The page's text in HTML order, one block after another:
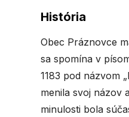
História
Obec Práznovce
sa spomína v
1183 pod názvom
menila svoj názov
minulosti bola